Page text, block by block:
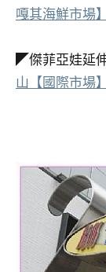
嘎其海鮮市場】
◤傑菲亞娃延
山【國際市場】